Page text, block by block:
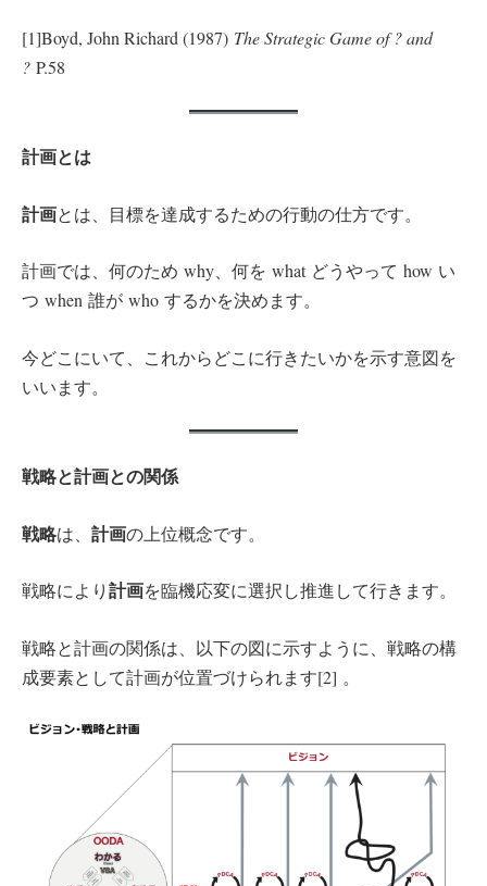
[1]Boyd, John Richard (1987) The Strategic Game of ? and
? P.58
計画とは
計画とは、目標を達成するための行動の仕方です。
計画では、何のため why、何を what どうやって how い
つ when 誰が who するかを決めます。
今どこにいて、これからどこに行きたいかを示す意図を
いいます。
戦略と計画との関係
戦略は、 計画の上位概念です。
戦略により計画を臨機応変に選択し推進して行きます。
戦略と計画の関係は、以下の図に示すように、戦略の構
成要素として計画が位置づけられます[2] 。